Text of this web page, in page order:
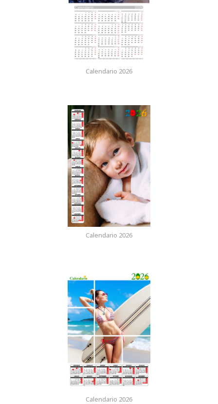
Calendario 2026
Calendario 2026
Calendario 2026